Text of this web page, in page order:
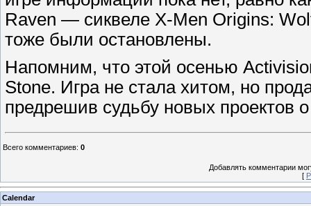
Raven — сиквеле X-Men Origins:
тоже были остановлены.
Напомним, что этой осенью
Stone. Игра не стала хитом, но
предрешив судьбу новых проектов
Всего комментариев: 0
Добавлять комментарии
[
Calendar